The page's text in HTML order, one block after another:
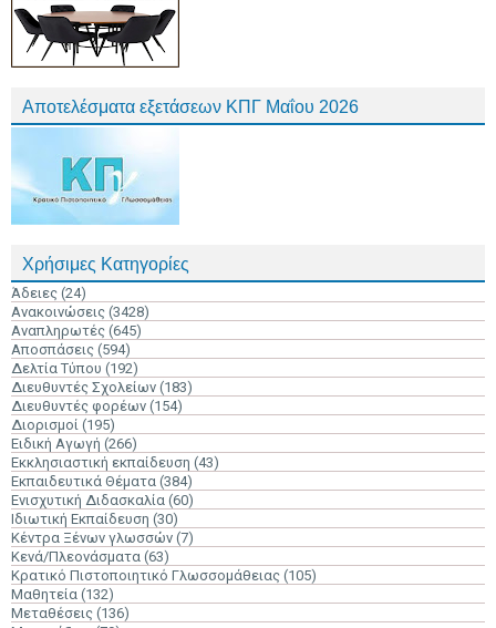
Αποτελέσματα εξετάσεων ΚΠΓ Μαΐου 2026
Χρήσιμες Κατηγορίες
Άδειες (24)
Ανακοινώσεις (3428)
Αναπληρωτές (645)
Αποσπάσεις (594)
Δελτία Τύπου (192)
Διευθυντές Σχολείων (183)
Διευθυντές φορέων (154)
Διορισμοί (195)
Ειδική Αγωγή (266)
Εκκλησιαστική εκπαίδευση (43)
Εκπαιδευτικά Θέματα (384)
Ενισχυτική Διδασκαλία (60)
Ιδιωτική Εκπαίδευση (30)
Κέντρα Ξένων γλωσσών (7)
Κενά/Πλεονάσματα (63)
Κρατικό Πιστοποιητικό Γλωσσομάθειας (105)
Μαθητεία (132)
Μεταθέσεις (136)